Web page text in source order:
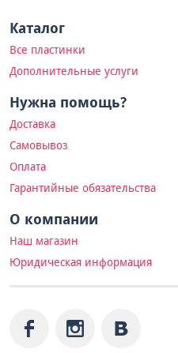
Каталог
Все пластинки
Дополнительные услуги
Нужна помощь?
Доставка
Самовывоз
Оплата
Гарантийные обязательства
О компании
Наш магазин
Юридическая информация